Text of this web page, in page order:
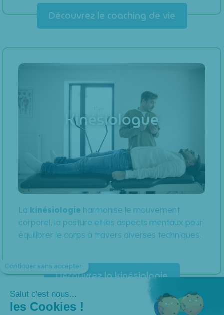
Découvrez le coaching de vie
Kinésiologue
La kinésiologie harmonise le mouvement
corporel, la posture et les aspects mentaux pour
équilibrer le corps à travers diverses techniques.
Découvrez la kinésiologie
Continuer sans accepter
Salut c'est nous...
les Cookies !